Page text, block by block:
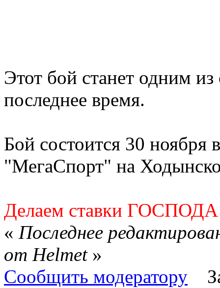
Этот бой станет одним
последнее время.
Бой состоится 30
"МегаСпорт" на
Делаем ставки
« Последнее
от Helmet»
Сообщить модератору